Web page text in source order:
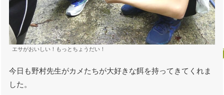
エサがおいしい！もっとちょうだい！
今日も野村先生がカメたちが大好きな餌を持ってきてくれま
した。